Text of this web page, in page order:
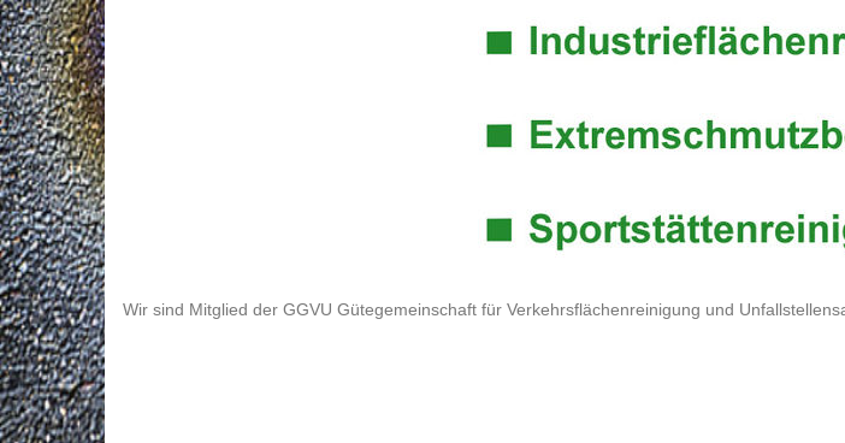
Wir sind Mitglied der GGVU Gütegemeinschaft für Verkehrsflächenreinigung und